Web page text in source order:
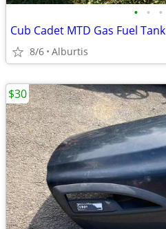
• • •
Cub Cadet MTD Gas Fuel
8/6 Alburtis
$30